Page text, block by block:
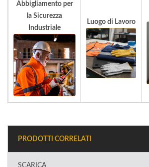
Abbigliamento per
la Sicurezza
Industriale
Luogo di Lavoro
PRODOTTI CORRELATI
SCARICA